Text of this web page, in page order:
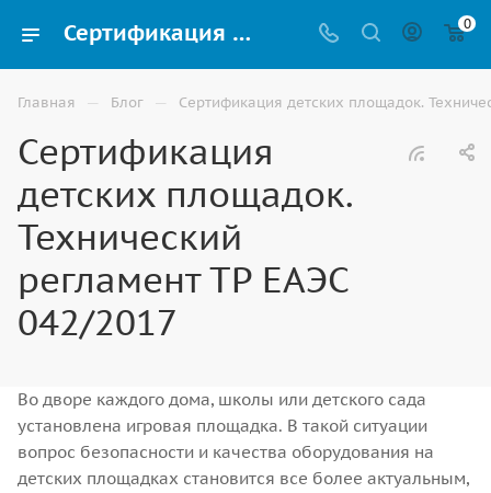
Сертификация детских площадок Технический регламент ТР ЕАЭС 042/2017: ключ к безопасности и качеству от компании ВИНКО г. Ставрополь 0
Главная — Блог — Сертификация детских площадок.
Сертификация
детских площадок.
Технический
регламент ТР ЕАЭС
042/2017
Во дворе каждого дома, школы или детского сада
установлена игровая площадка. В такой ситуации
вопрос безопасности и качества оборудования на
детских площадках становится все более актуальным,